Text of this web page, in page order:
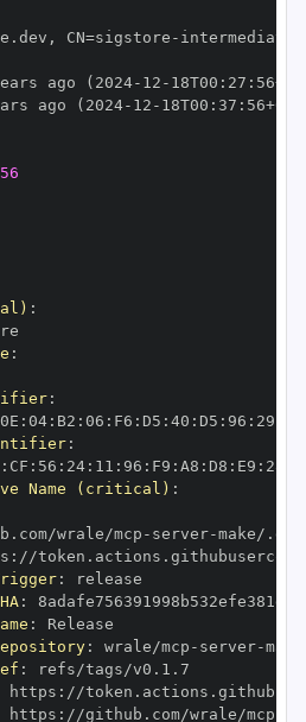
, CN=sigstore -
ago (2024- 12 - 18T00 : 27 : 56+00
ago (2024- 12 - 18T00 : 37 : 56+00
:
:
:
0E : 04: B2 : 06 : F6 : D5 : 40 : D5 : 96 : 29
:
: CF : 56 : 24: 11 : 96 : F9 : A8 : D8 : E9 : 28
Name (critical) :
wrale/mcp - server-
:
:
:
:
: wrale/mcp - server-
:
https :
https : //github.com/wrale/mcp